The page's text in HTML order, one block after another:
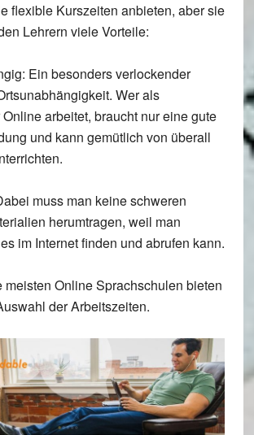
flexible Kurszeiten anbieten, aber sie
Lehrern viele Vorteile:
: Ein besonders verlockender
Wer als
arbeitet, braucht nur eine gute
und kann gemütlich von überall
muss man keine schweren
herumtragen, weil man
im Internet finden und abrufen kann.
meisten Online Sprachschulen bieten
der Arbeitszeiten.